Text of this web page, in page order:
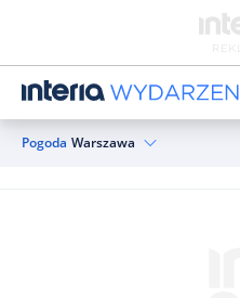
Pogoda Warszawa